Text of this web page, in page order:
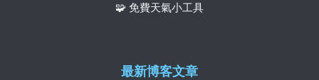
🧩 免費天氣小工具
最新博客文章